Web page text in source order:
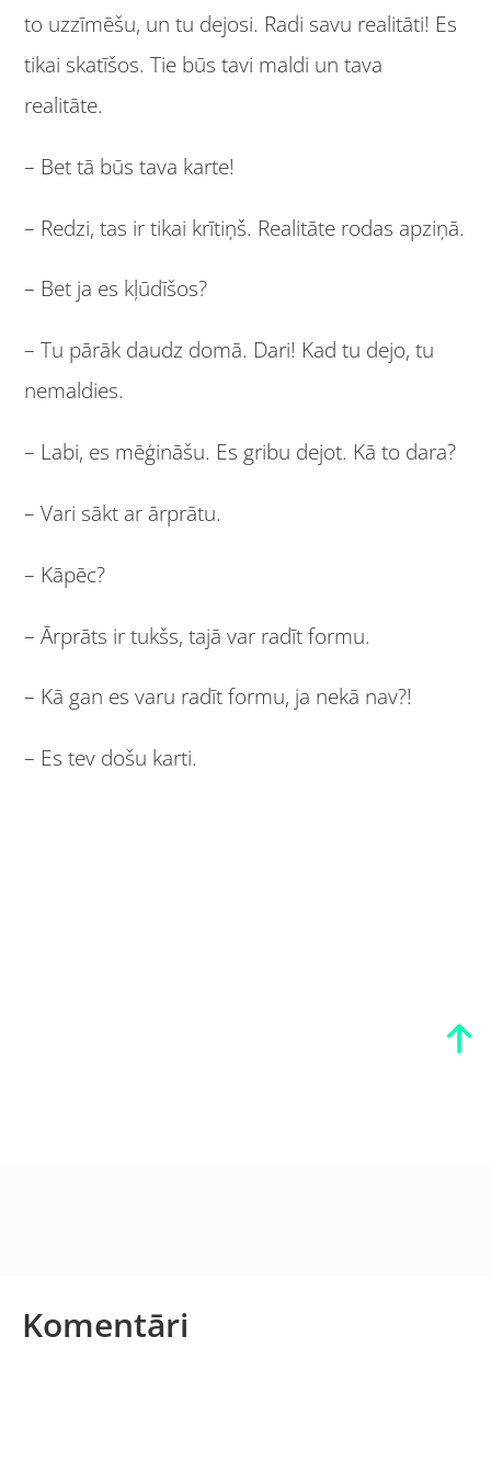
to uzzīmēšu, un tu dejosi. Radi savu realitāti! Es
tikai skatīšos. Tie būs tavi maldi un tava
realitāte.
– Bet tā būs tava karte!
– Redzi, tas ir tikai krītiņš. Realitāte rodas apziņā.
– Bet ja es kļūdīšos?
– Tu pārāk daudz domā. Dari! Kad tu dejo, tu
nemaldies.
– Labi, es mēģināšu. Es gribu dejot. Kā to dara?
– Vari sākt ar ārprātu.
– Kāpēc?
– Ārprāts ir tukšs, tajā var radīt formu.
– Kā gan es varu radīt formu, ja nekā nav?!
– Es tev došu karti.
Komentāri